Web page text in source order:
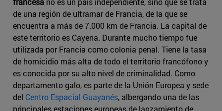
de una región de ultramar de Francia, de la que se
encuentra a más de 7.000 km de Francia. La capital de
este territorio es Cayena. Durante mucho tiempo fue
utilizada por Francia como colonia penal. Tiene la tasa
de homicidio más alta de todo el territorio francófono y
es conocida por su alto nivel de criminalidad. Como
departamento galo, es parte de la Unión Europea y sede
del Centro Espacial Guayanés, albergando una de las
principales estaciones europeas de lanzamiento de